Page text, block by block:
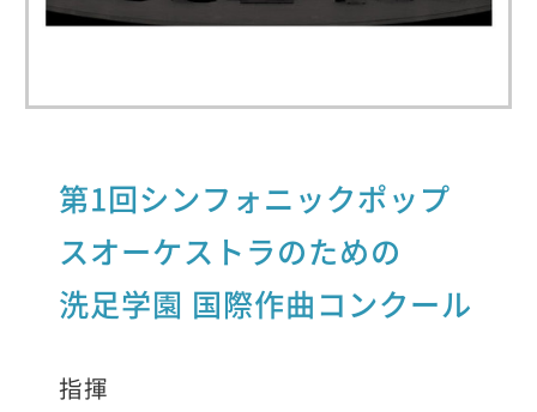
第1回シンフォニックポップ
スオーケストラのための
洗足学園 国際作曲コンクール
指揮